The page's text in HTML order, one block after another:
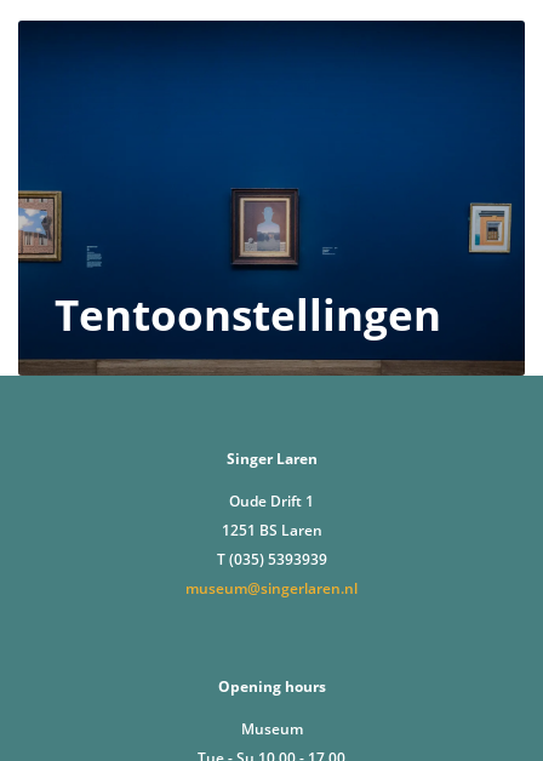
Tentoonstellingen
Singer Laren
Oude Drift 1
1251 BS Laren
T (035) 5393939
museum@singerlaren.nl
Opening hours
Museum